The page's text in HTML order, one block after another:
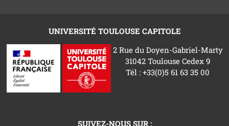
UNIVERSITÉ TOULOUSE CAPITOLE
2 Rue du Doyen-Gabriel-Marty
31042 Toulouse Cedex 9
Tél : +33(0)5 61 63 35 00
SUIVEZ-NOUS SUR :